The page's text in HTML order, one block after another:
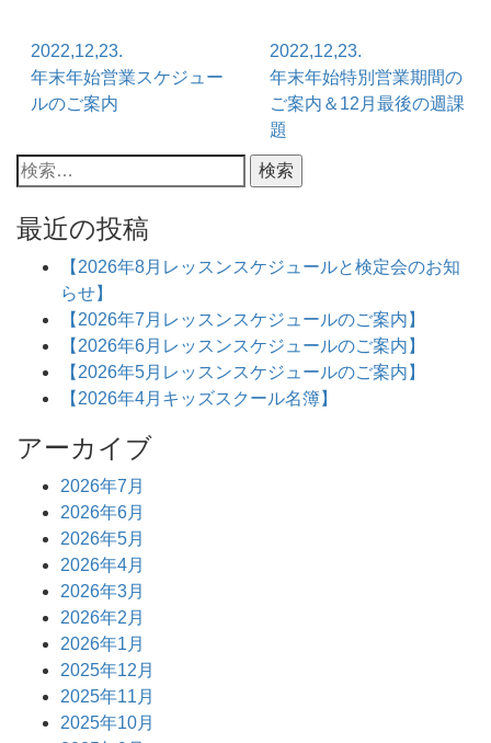
2022,12,23.
年末年始営業スケジュー
ルのご案内
2022,12,23.
年末年始特別営業期間の
ご案内＆12月最後の週課
題
検
索:
最近の投稿
【2026年8月レッスンスケジュールと検定会のお知
らせ】
【2026年7月レッスンスケジュールのご案内】
【2026年6月レッスンスケジュールのご案内】
【2026年5月レッスンスケジュールのご案内】
【2026年4月キッズスクール名簿】
アーカイブ
2026年7月
2026年6月
2026年5月
2026年4月
2026年3月
2026年2月
2026年1月
2025年12月
2025年11月
2025年10月